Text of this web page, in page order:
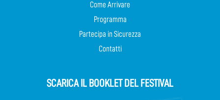
Come Arrivare
Programma
Partecipa in Sicurezza
Contatti
SCARICA IL BOOKLET DEL FESTIVAL